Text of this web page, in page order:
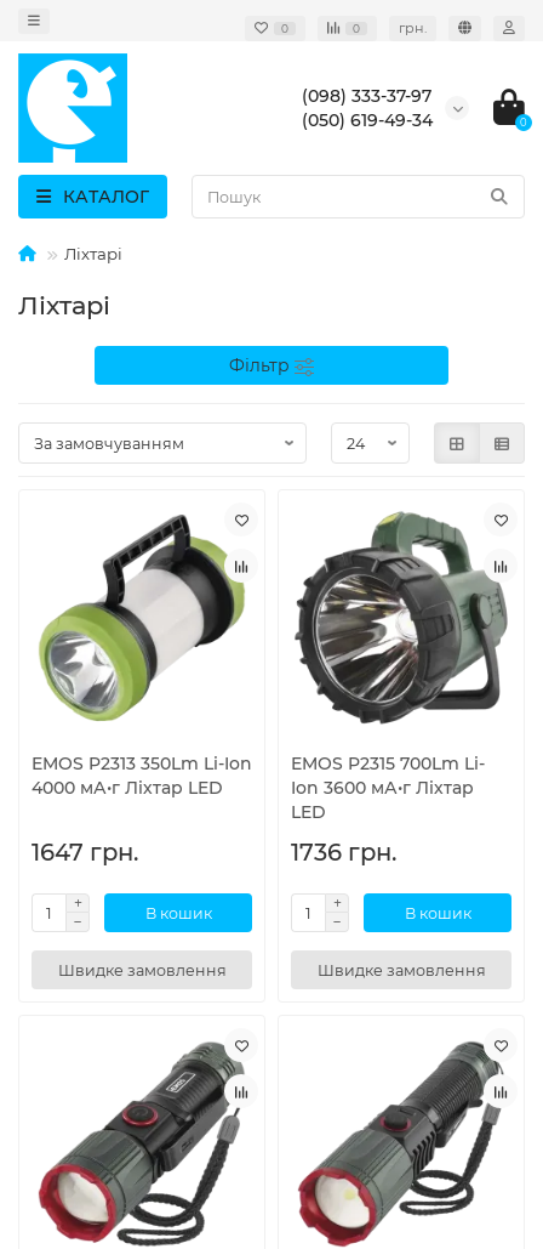
0 0 грн.
(098) 333-37-97
(050) 619-49-34
0
КАТАЛОГ
Ліхтарі
Ліхтарі
Фільтр
EMOS P2313 350Lm Li-Ion
4000 мА•г Лiхтар LED
1647 грн.
В кошик
Швидке замовлення
EMOS P2315 700Lm Li-
Ion 3600 мА•г Лiхтар
LED
1736 грн.
В кошик
Швидке замовлення